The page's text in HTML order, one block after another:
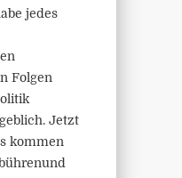
jedes
Folgen
Jetzt
kommen